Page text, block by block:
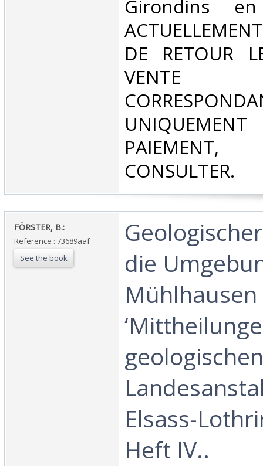
Girondins
DE RETOUR
CONSULTER.‎
‎FÖRSTER, B.:‎
Reference : 73689aaf
See the book
die
Mühlhausen
geologischen
Elsass-
Heft IV..‎